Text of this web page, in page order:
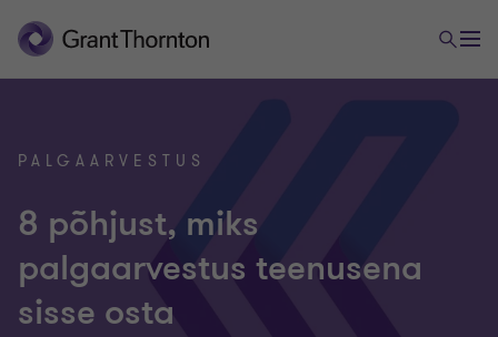
PALGAARVESTUS
8 põhjust, miks
palgaarvestus teenusena
sisse osta